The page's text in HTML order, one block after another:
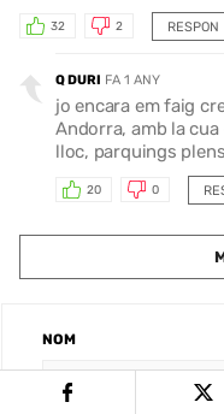
RESPON
32 2
Q DURI FA 1 ANY
jo encara em faig
Andorra, amb la
lloc, parquings
20 0
NOM